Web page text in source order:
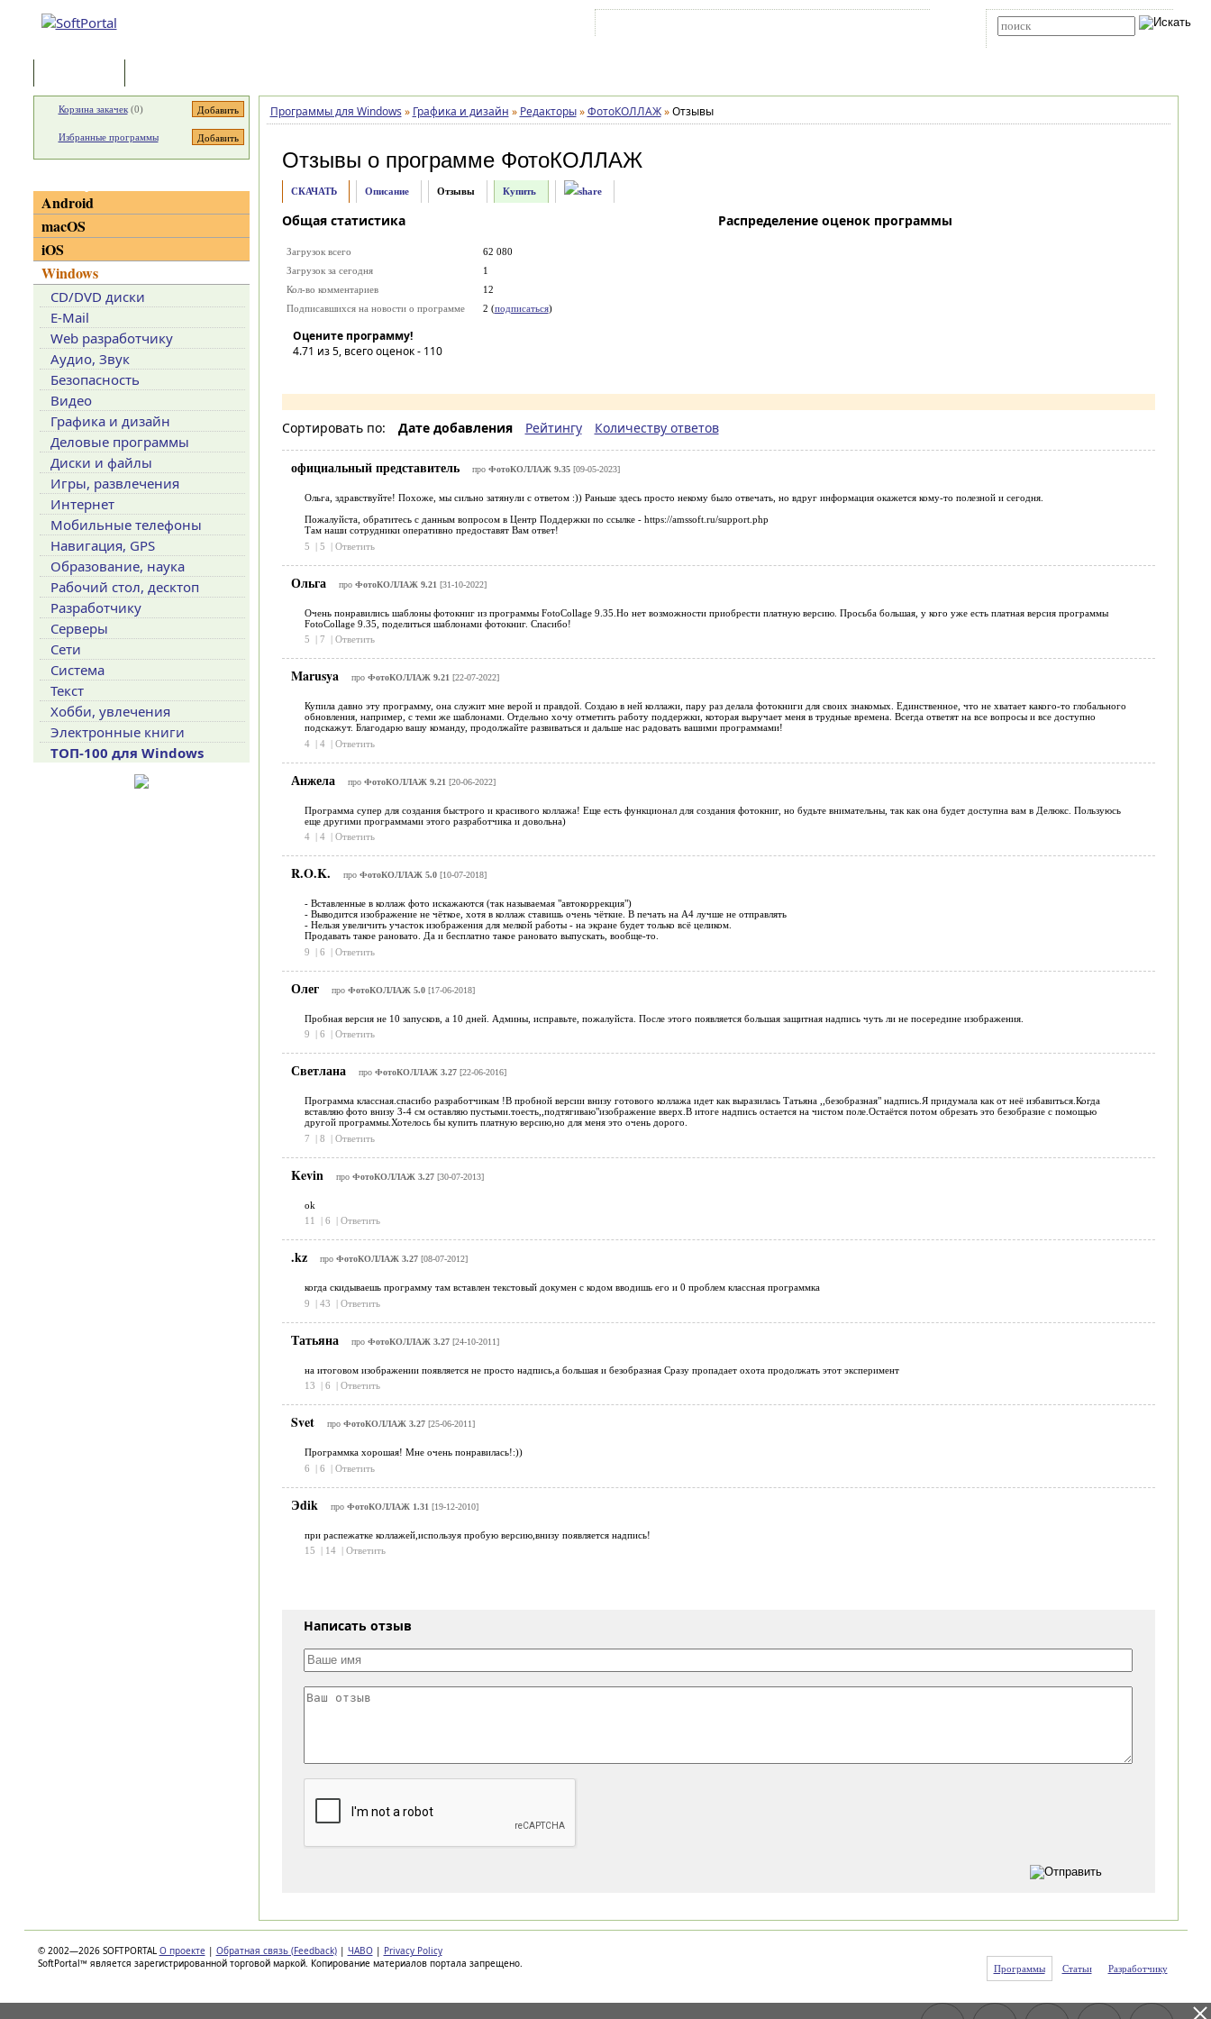
Программы для Windows » Графика и дизайн » Редакторы » ФотоКОЛЛАЖ » Отзывы
Отзывы о программе ФотоКОЛЛАЖ
СКАЧАТЬ Описание Отзывы Купить
Общая статистика
Загрузок всего
62 080
Загрузок за сегодня
1
Кол-во комментариев
12
Подписавшихся на новости о программе
2 (подписаться)
Оцените программу!
4.71 из 5, всего оценок - 110
Распределение оценок программы
Сортировать по: Дате добавления Рейтингу Количеству ответов
официальный представитель про ФотоКОЛЛАЖ 9.35[09-05-2023]
Ольга, здравствуйте! Похоже, мы сильно затянули с ответом :)) Раньше здесь просто некому было отвечать, но вдруг информация окажется кому-то полезной и сегодня.
Пожалуйста, обратитесь с данным вопросом в Центр Поддержки по ссылке - https://amssoft.ru/support.php
Там наши сотрудники оперативно предоставят Вам ответ!
5
| 5 | Ответить
Ольга про ФотоКОЛЛАЖ 9.21 [31-10-2022]
Очень понравились шаблоны фотокниг из программы FotoCollage 9.35.Но нет возможности приобрести платную версию. Просьба большая, у кого уже есть платная версия программы
FotoCollage 9.35, поделиться шаблонами фотокниг. Спасибо!
5
| 7 | Ответить
Marusya про ФотоКОЛЛАЖ 9.21 [22-07-2022]
Купила давно эту программу, она служит мне верой и правдой. Создаю в ней коллажи, пару раз делала фотокниги для своих знакомых. Единственное, что не хватает какого-то глобального
обновления, например, с теми же шаблонами. Отдельно хочу отметить работу поддержки, которая выручает меня в трудные времена. Всегда ответят на все вопросы и все доступно
подскажут. Благодарю вашу команду, продолжайте развиваться и дальше нас радовать вашими программами!
4 | 4 | Ответить
Анжела про ФотоКОЛЛАЖ 9.21 [20-06-2022]
Программа супер для создания быстрого и красивого коллажа! Еще есть функционал для создания фотокниг, но будьте внимательны, так как она будет доступна вам в Делюкс. Пользуюсь
еще другими программами этого разработчика и довольна)
4 | 4 | Ответить
R.O.K. про ФотоКОЛЛАЖ 5.0[10-07-2018]
- Вставленные в коллаж фото искажаются (так называемая "автокоррекция")
- Выводится изображение не чёткое, хотя в коллаж ставишь очень чёткие. В печать на А4 лучше не отправлять
- Нельзя увеличить участок изображения для мелкой работы - на экране будет только всё целиком.
Продавать такое рановато. Да и бесплатно такое рановато выпускать, вообще-то.
9
| 6 | Ответить
Олег про ФотоКОЛЛАЖ 5.0[17-06-2018]
Пробная версия не 10 запусков, а 10 дней. Админы, исправьте, пожалуйста. После этого появляется большая защитная надпись чуть ли не посередине изображения.
9
| 6 | Ответить
Светлана про ФотоКОЛЛАЖ 3.27[22-06-2016]
Программа классная.спасибо разработчикам !В пробной версии внизу готового коллажа идет как выразилась Татьяна ,,безобразная" надпись.Я придумала как от неё избавиться.Когда
вставляю фото внизу 3-4 см оставляю пустыми.тоесть,,подтягиваю"изображение вверх.В итоге надпись остается на чистом поле.Остаётся потом обрезать это безобразие с помощью
другой программы.Хотелось бы купить платную версию,но для меня это очень дорого.
7
| 8 | Ответить
Kevin про ФотоКОЛЛАЖ 3.27[30-07-2013]
ok
11
| 6 | Ответить
.kz про ФотоКОЛЛАЖ 3.27[08-07-2012]
когда скидываешь программу там вставлен текстовый докумен с кодом вводишь его и 0 проблем классная программка
9
| 43 | Ответить
Татьяна про ФотоКОЛЛАЖ 3.27[24-10-2011]
на итоговом изображении появляется не просто надпись,а большая и безобразная Сразу пропадает охота продолжать этот эксперимент
13
| 6 | Ответить
Svet про ФотоКОЛЛАЖ 3.27[25-06-2011]
Программка хорошая! Мне очень понравилась!:))
6
| 6 | Ответить
Эdik про ФотоКОЛЛАЖ 1.31 [19-12-2010]
при распежатке коллажей,используя пробую версию,внизу появляется надпись!
15
| 14 | Ответить
Написать отзыв
Корзина закачек(0)
Избранные программы
Android
macOS
iOS
Windows
CD/DVD диски
E-Mail
Web разработчику
Аудио, Звук
Безопасность
Видео
Графика и дизайн
Деловые программы
Диски и файлы
Игры, развлечения
Интернет
Мобильные телефоны
Навигация, GPS
Образование, наука
Рабочий стол, десктоп
Разработчику
Серверы
Сети
Система
Текст
Хобби, увлечения
Электронные книги
ТОП-100 для Windows
© 2002—2026 SOFTPORTAL О проекте | Обратная связь (Feedback) | ЧАВО | Privacy Policy
SoftPortal™ является зарегистрированной торговой маркой. Копирование материалов портала запрещено.
Программы Статьи Разработчику